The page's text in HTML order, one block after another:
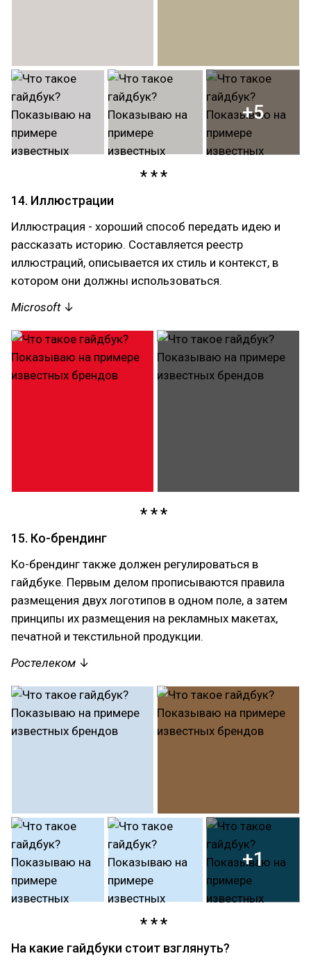
+5
14. Иллюстрации
Иллюстрация - хороший способ передать идею и
рассказать историю. Составляется реестр
иллюстраций, описывается их стиль и контекст, в
котором они должны использоваться.
Microsoft ↓
15. Ко-брендинг
Ко-брендинг также должен регулироваться в
гайдбуке. Первым делом прописываются правила
размещения двух логотипов в одном поле, а затем
принципы их размещения на рекламных макетах,
печатной и текстильной продукции.
Ростелеком ↓
+1
На какие гайдбуки стоит взглянуть?